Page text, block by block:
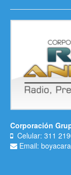
Corporación
Celular: 311
Email: